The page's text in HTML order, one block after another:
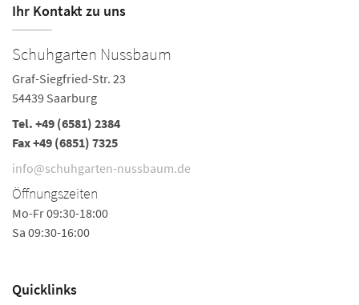
Ihr Kontakt zu uns
Schuhgarten Nussbaum
Graf-Siegfried-Str. 23
54439 Saarburg
Tel. +49 (6581) 2384
Fax +49 (6851) 7325
info@schuhgarten-nussbaum.de
Öffnungszeiten
Mo-Fr 09:30-18:00
Sa 09:30-16:00
Quicklinks